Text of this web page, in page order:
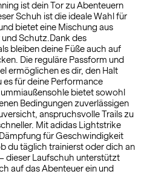
ist dein Tor zu Abenteuern
Schuh ist die ideale Wahl für
bietet eine Mischung aus
Schutz.Dank des
bleiben deine Füße auch auf
Die reguläre Passform und
ermöglichen es dir, den Halt
es für deine Performance
bietet sowohl
Bedingungen zuverlässigen
anspruchsvolle Trails zu
Mit adidas Lightstrike
für Geschwindigkeit
du täglich trainierst oder dich an
dieser Laufschuh unterstützt
auf das Abenteuer ein und